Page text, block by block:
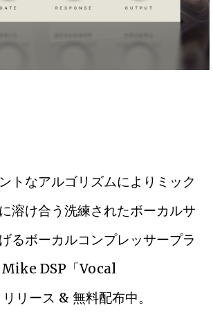
トなアルゴリズムによりミック
溶け合う洗練されたボーカルサ
るボーカルコンプレッサープラ
DSP「Vocal
リース & 無料配布中。